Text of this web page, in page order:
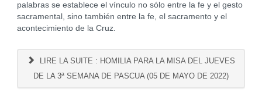
palabras se establece el vínculo no sólo entre la fe y el gesto
sacramental, sino también entre la fe, el sacramento y el
acontecimiento de la Cruz.
LIRE LA SUITE : HOMILIA PARA LA MISA DEL JUEVES
DE LA 3ª SEMANA DE PASCUA (05 DE MAYO DE 2022)